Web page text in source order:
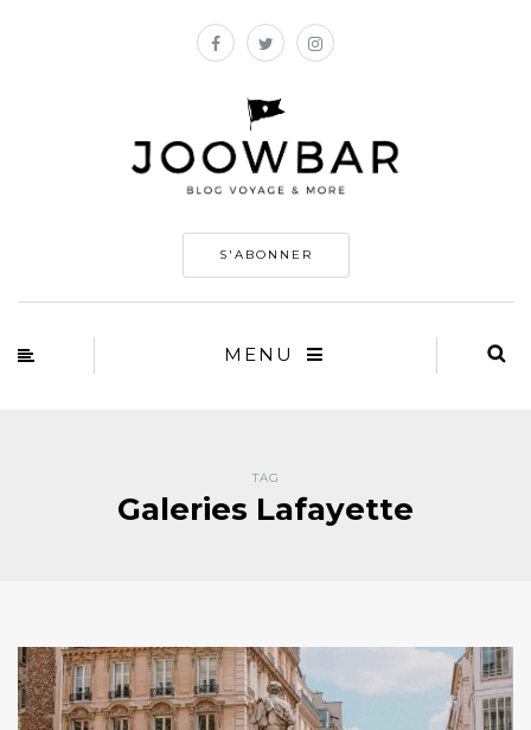
S'ABONNER
MENU
TAG
Galeries Lafayette